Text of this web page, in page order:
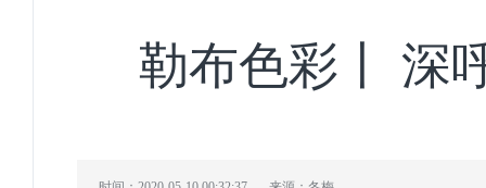
勒布色彩丨 深